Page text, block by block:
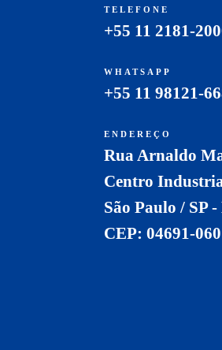
TELEFONE
+55 11 2181-
WHATSAPP
+55 11 98121-
ENDEREÇO
Rua Arnaldo
Centro
São Paulo / SP
CEP: 04691-060